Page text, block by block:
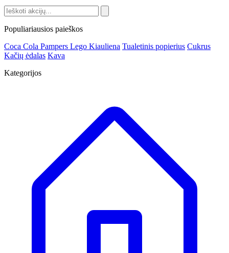
Populiariausios paieškos
Coca Cola Pampers Lego Kiauliena Tualetinis popierius Cukrus
Kačių ėdalas Kava
Kategorijos